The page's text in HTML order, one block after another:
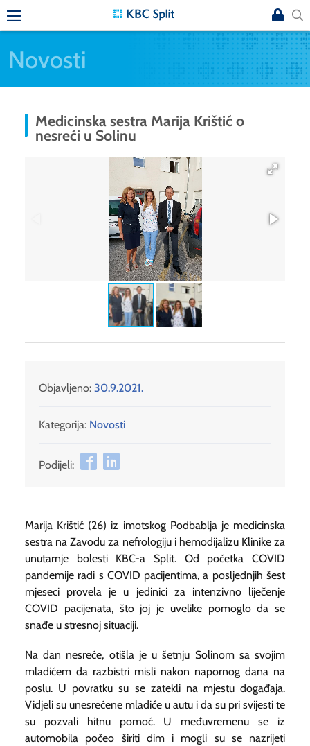
Novosti
Medicinska sestra Marija Krištić o
nesreći u Solinu
Objavljeno: 30.9.2021.
Kategorija: Novosti
Podijeli:
Marija Krištić (26) iz imotskog Podbablja je medicinska
sestra na Zavodu za nefrologiju i hemodijalizu Klinike za
unutarnje bolesti KBC-a Split. Od početka COVID
pandemije radi s COVID pacijentima, a posljednjih šest
mjeseci provela je u jedinici za intenzivno liječenje
COVID pacijenata, što joj je uvelike pomoglo da se
snađe u stresnoj situaciji.
Na dan nesreće, otišla je u šetnju Solinom sa svojim
mladićem da razbistri misli nakon napornog dana na
poslu. U povratku su se zatekli na mjestu događaja.
Vidjeli su unesrećene mladiće u autu i da su pri svijesti te
su pozvali hitnu pomoć. U međuvremenu se iz
automobila počeo širiti dim i mogli su se nazrijeti